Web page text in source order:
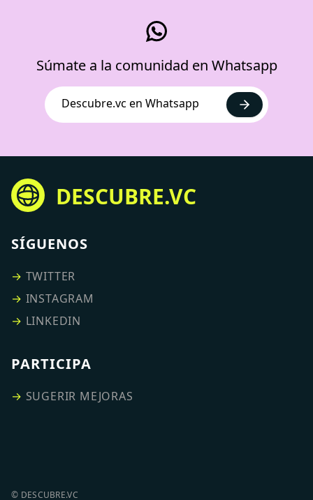
Súmate a la comunidad en Whatsapp
Descubre.vc en Whatsapp
DESCUBRE.VC
SÍGUENOS
→ TWITTER
→ INSTAGRAM
→ LINKEDIN
PARTICIPA
→ SUGERIR MEJORAS
© DESCUBRE.VC